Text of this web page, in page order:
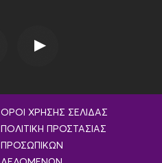
ΌΡΟΙ ΧΡΉΣΗΣ ΣΕΛΊΔΑΣ
ΠΟΛΙΤΙΚΉ ΠΡΟΣΤΑΣΊΑΣ
ΠΡΟΣΩΠΙΚΏΝ